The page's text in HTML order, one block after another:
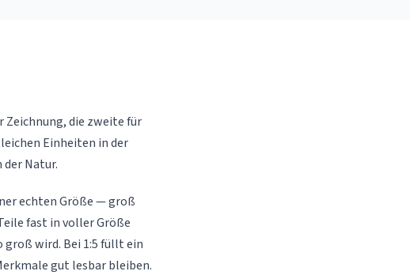
Zeichnung, die zweite für
Einheiten in der
Natur.
echten Größe — groß
fast in voller Größe
groß wird. Bei 1:5 füllt ein
gut lesbar bleiben.